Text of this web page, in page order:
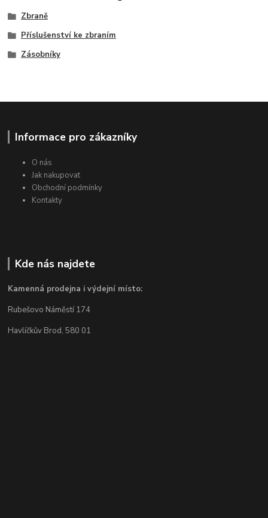
Zbraně
Příslušenství ke zbraním
Zásobníky
Informace pro zákazníky
O nás
Jak nakupovat
Obchodní podmínky
Kontakty
Kde nás najdete
Kamenná prodejna i výdejní místo:
Rubešovo Náměstí 174
Havlíčkův Brod, 580 01